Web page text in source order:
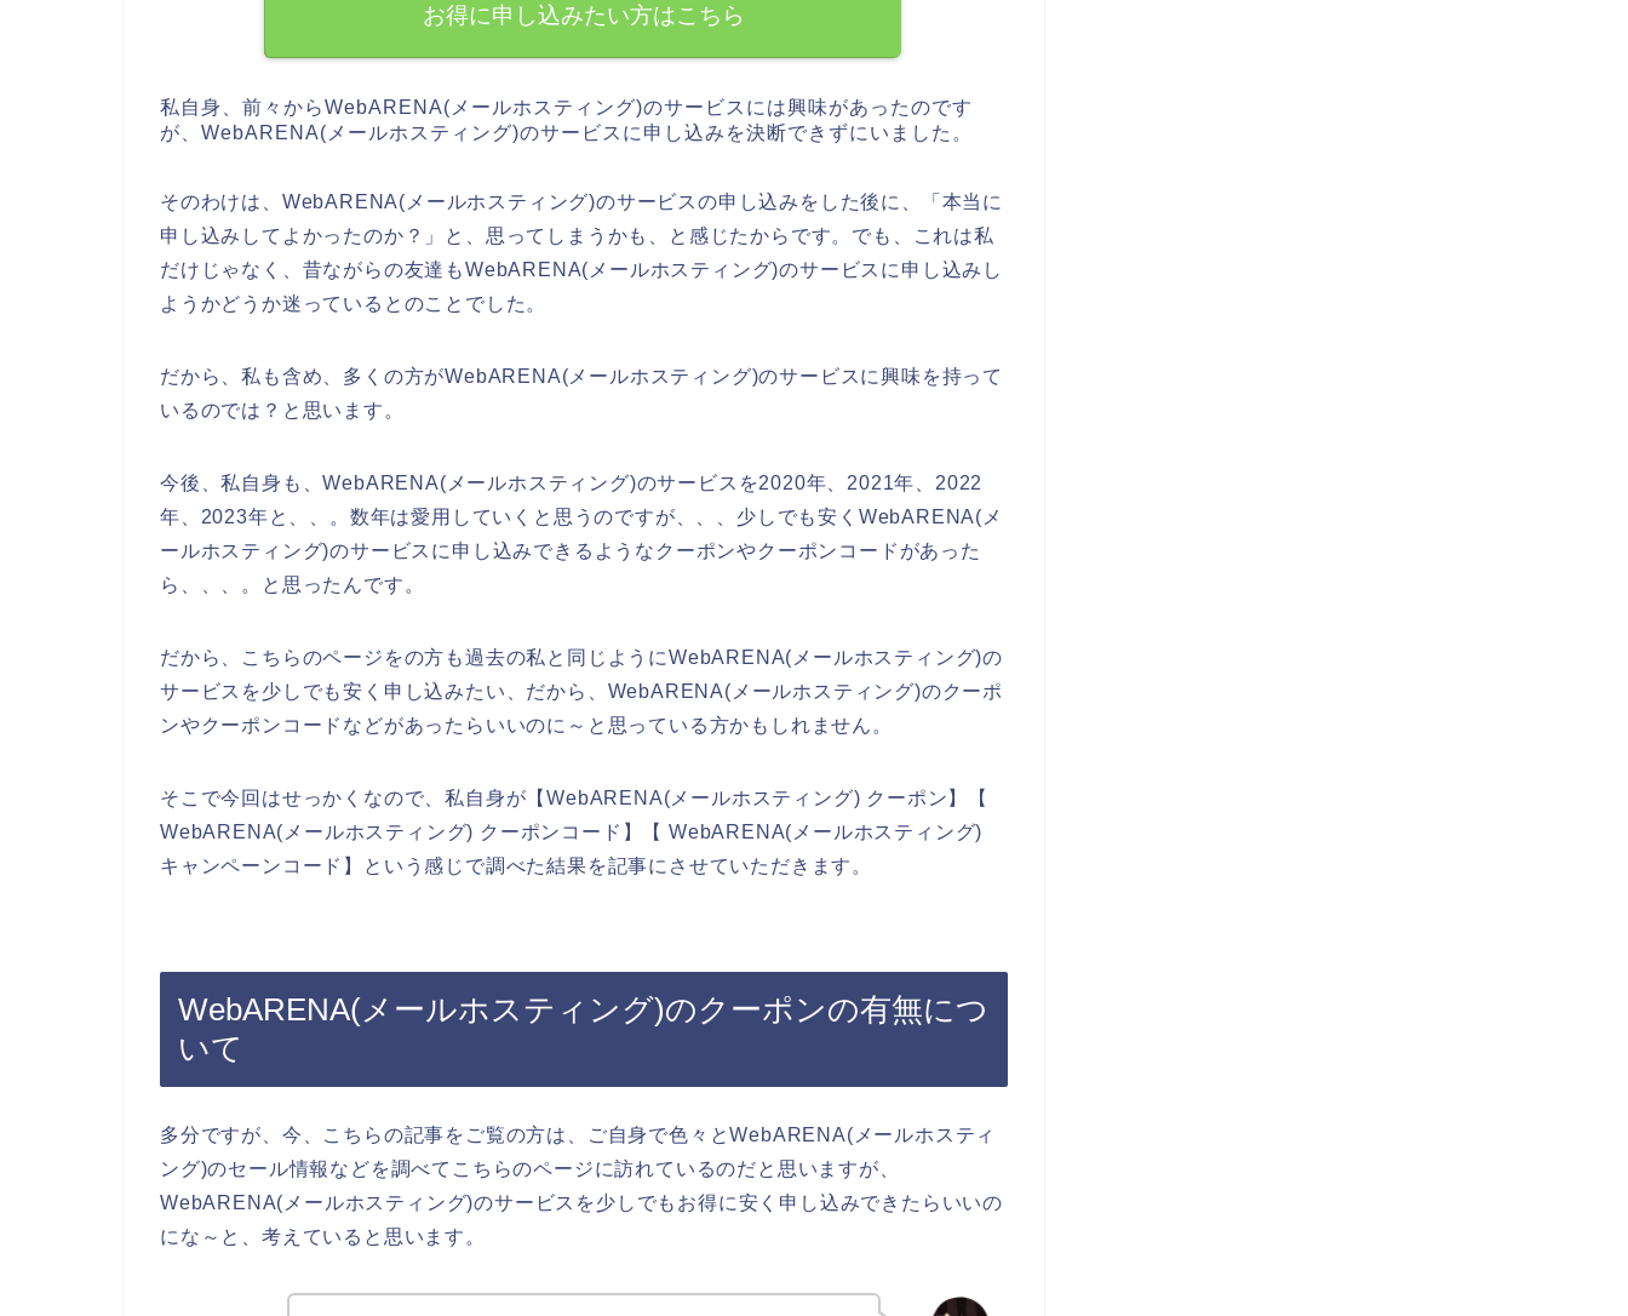
お得に申し込みたい方はこちら
私自身、前々からWebARENA(メールホスティング)のサービスには興味があったのです
が、WebARENA(メールホスティング)のサービスに申し込みを決断できずにいました。
そのわけは、WebARENA(メールホスティング)のサービスの申し込みをした後に、「本当に
申し込みしてよかったのか？」と、思ってしまうかも、と感じたからです。でも、これは私
だけじゃなく、昔ながらの友達もWebARENA(メールホスティング)のサービスに申し込みし
ようかどうか迷っているとのことでした。
だから、私も含め、多くの方がWebARENA(メールホスティング)のサービスに興味を持って
いるのでは？と思います。
今後、私自身も、WebARENA(メールホスティング)のサービスを2020年、2021年、2022
年、2023年と、、。数年は愛用していくと思うのですが、、、少しでも安くWebARENA(メ
ールホスティング)のサービスに申し込みできるようなクーポンやクーポンコードがあった
ら、、、。と思ったんです。
だから、こちらのページをの方も過去の私と同じようにWebARENA(メールホスティング)の
サービスを少しでも安く申し込みたい、だから、WebARENA(メールホスティング)のクーポ
ンやクーポンコードなどがあったらいいのに～と思っている方かもしれません。
そこで今回はせっかくなので、私自身が【WebARENA(メールホスティング) クーポン】【
WebARENA(メールホスティング) クーポンコード】【 WebARENA(メールホスティング)
キャンペーンコード】という感じで調べた結果を記事にさせていただきます。
WebARENA(メールホスティング)のクーポンの有無につ
いて
多分ですが、今、こちらの記事をご覧の方は、ご自身で色々とWebARENA(メールホスティ
ング)のセール情報などを調べてこちらのページに訪れているのだと思いますが、
WebARENA(メールホスティング)のサービスを少しでもお得に安く申し込みできたらいいの
にな～と、考えていると思います。